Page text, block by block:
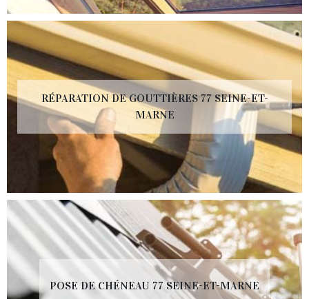
RÉPARATION DE GOUTTIÈRES 77 SEINE-ET-
MARNE
POSE DE CHÉNEAU 77 SEINE-ET-MARNE